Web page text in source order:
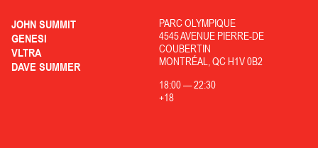
JOHN SUMMIT
GENESI
VLTRA
DAVE SUMMER
PARC OLYMPIQUE
4545 AVENUE PIERRE-DE
COUBERTIN
MONTRÉAL, QC H1V 0B2
18:00—22:30
+18